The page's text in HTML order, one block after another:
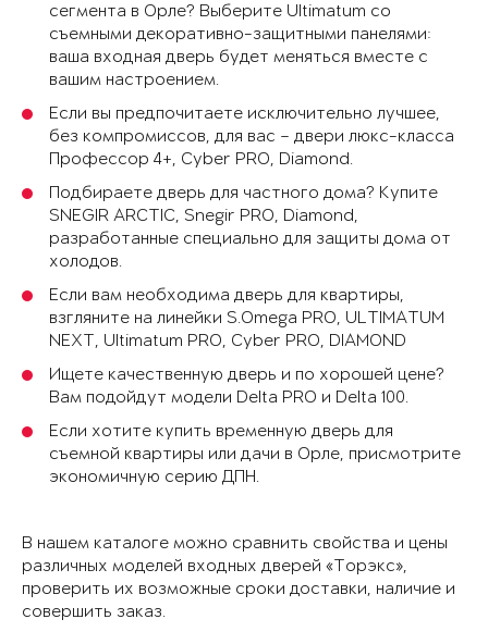
сегмента в Орле? Выберите Ultimatum со
съемными декоративно-защитными панелями:
ваша входная дверь будет меняться вместе с
вашим настроением.
Если вы предпочитаете исключительно лучшее,
без компромиссов, для вас – двери люкс-класса
Профессор 4+, Cyber PRO, Diamond.
Подбираете дверь для частного дома? Купите
SNEGIR ARCTIC, Snegir PRO, Diamond,
разработанные специально для защиты дома от
холодов.
Если вам необходима дверь для квартиры,
взгляните на линейки S.Omega PRO, ULTIMATUM
NEXT, Ultimatum PRO, Cyber PRO, DIAMOND
Ищете качественную дверь и по хорошей цене?
Вам подойдут модели Delta PRO и Delta 100.
Если хотите купить временную дверь для
съемной квартиры или дачи в Орле, присмотрите
экономичную серию ДПН.
В нашем каталоге можно сравнить свойства и цены
различных моделей входных дверей «Торэкс»,
проверить их возможные сроки доставки, наличие и
совершить заказ.